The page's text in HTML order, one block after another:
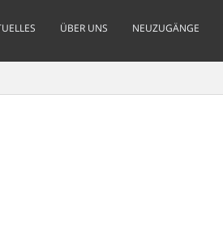
ÜBER UNS NEUZUGÄNGE